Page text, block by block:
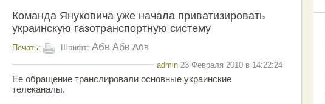
Команда Януковича уже начала приватизировать
украинскую газотранспортную систему
Печать: Шрифт: Абв Абв Абв
admin 23 Февраля 2010 в 14:22:24
Ее обращение транслировали основные украинские
телеканалы.